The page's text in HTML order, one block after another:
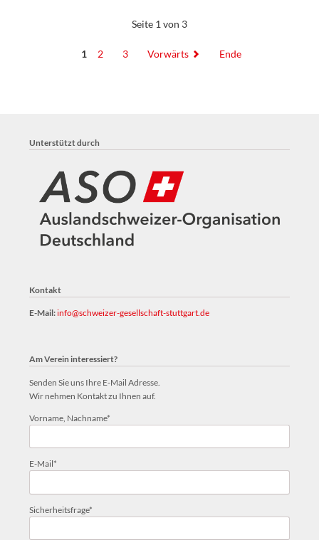
Seite 1 von 3
1 2 3 Vorwärts Ende
Unterstützt durch
Kontakt
E-Mail:info@schweizer-gesellschaft-stuttgart.de
Am Verein interessiert?
Senden Sie uns Ihre E-Mail Adresse.
Wir nehmen Kontakt zu Ihnen auf.
Pflichtfeld
Vorname, Nachname*
Pflichtfeld
E-Mail*
Pflichtfeld
Sicherheitsfrage*